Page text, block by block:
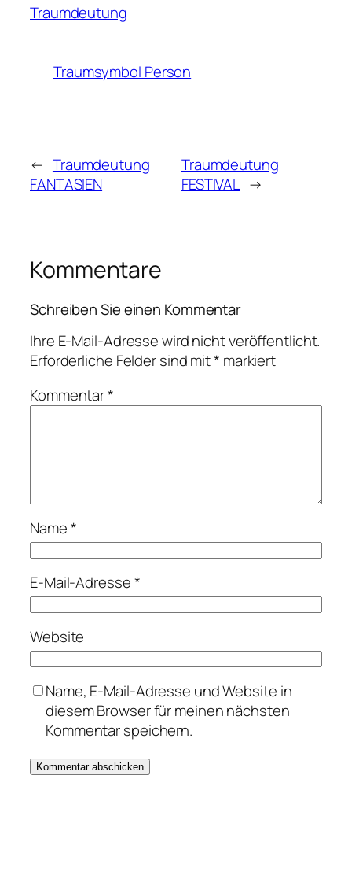
Traumdeutung
Traumsymbol Person
← Traumdeutung
FANTASIEN
Traumdeutung
FESTIVAL →
Kommentare
Schreiben Sie einen Kommentar
Ihre E-Mail-Adresse wird nicht veröffentlicht.
Erforderliche Felder sind mit* markiert
Kommentar*
Name*
E-Mail-Adresse*
Website
Name, E-Mail-Adresse und Website in
diesem Browser für meinen nächsten
Kommentar speichern.